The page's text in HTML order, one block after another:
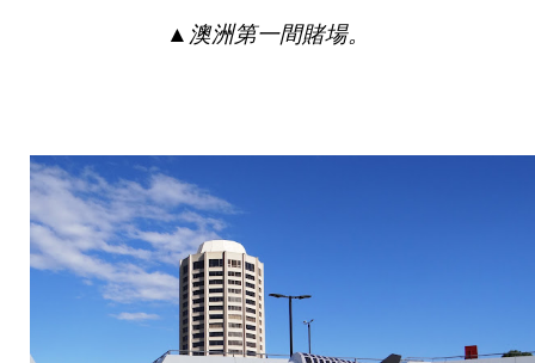
▲ 澳洲第一間賭場。